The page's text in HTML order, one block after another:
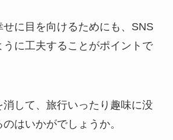
せに目を向けるためにも、SNS
うに工夫することがポイントで
消して、旅行いったり趣味に没
はいかがでしょうか。